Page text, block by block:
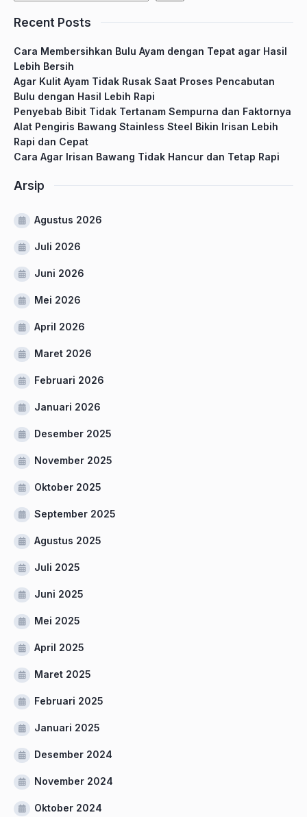
Recent Posts
Cara Membersihkan Bulu Ayam dengan Tepat agar Hasil
Lebih Bersih
Agar Kulit Ayam Tidak Rusak Saat Proses Pencabutan
Bulu dengan Hasil Lebih Rapi
Penyebab Bibit Tidak Tertanam Sempurna dan Faktornya
Alat Pengiris Bawang Stainless Steel Bikin Irisan Lebih
Rapi dan Cepat
Cara Agar Irisan Bawang Tidak Hancur dan Tetap Rapi
Arsip
Agustus 2026
Juli 2026
Juni 2026
Mei 2026
April 2026
Maret 2026
Februari 2026
Januari 2026
Desember 2025
November 2025
Oktober 2025
September 2025
Agustus 2025
Juli 2025
Juni 2025
Mei 2025
April 2025
Maret 2025
Februari 2025
Januari 2025
Desember 2024
November 2024
Oktober 2024